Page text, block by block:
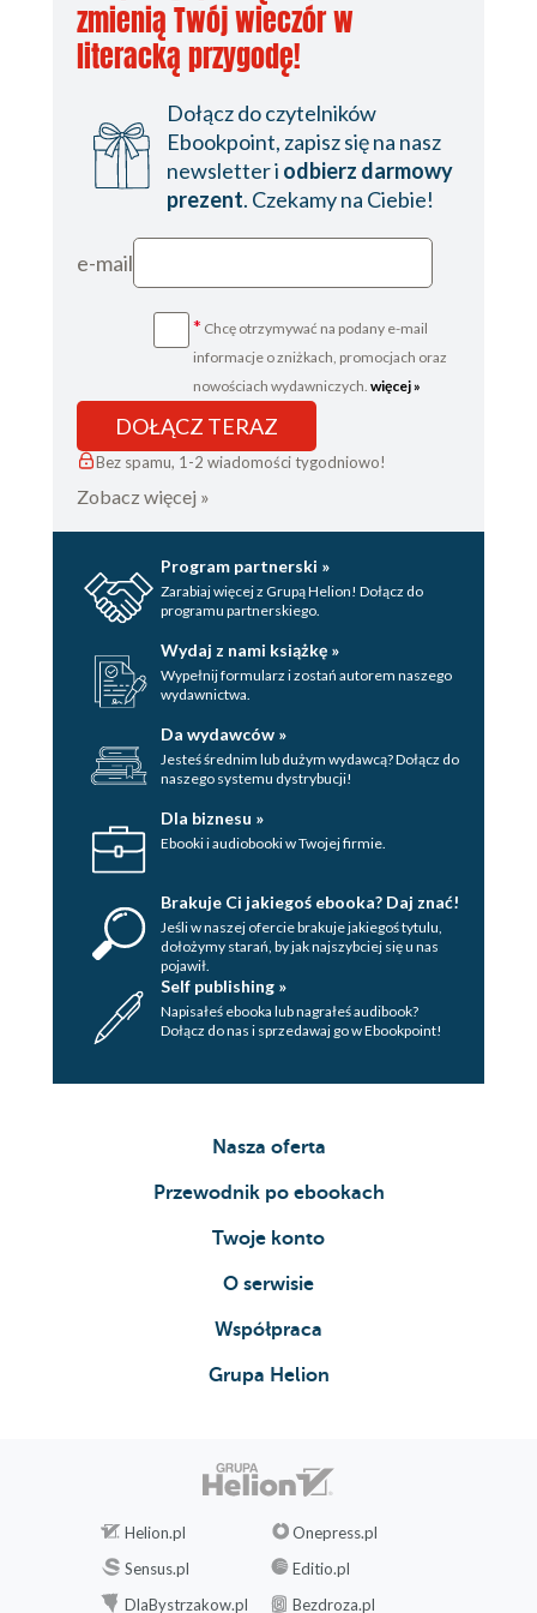
zmienią Twój wieczór w
literacką przygodę!
Dołącz do czytelników
Ebookpoint, zapisz się na nasz
newsletter i odbierz darmowy
prezent. Czekamy na Ciebie!
e-mail
* Chcę otrzymywać na podany e-mail
informacje o zniżkach, promocjach oraz
nowościach wydawniczych. więcej »
DOŁĄCZ TERAZ
Bez spamu, 1-2 wiadomości tygodniowo!
Zobacz więcej »
Program partnerski »
Zarabiaj więcej z Grupą Helion! Dołącz do
programu partnerskiego.
Wydaj z nami książkę »
Wypełnij formularz i zostań autorem naszego
wydawnictwa.
Da wydawców »
Jesteś średnim lub dużym wydawcą? Dołącz do
naszego systemu dystrybucji!
Dla biznesu »
Ebooki i audiobooki w Twojej firmie.
Brakuje Ci jakiegoś ebooka? Daj znać!
Jeśli w naszej ofercie brakuje jakiegoś tytulu,
dołożymy starań, by jak najszybciej się u nas
pojawił.
Self publishing »
Napisałeś ebooka lub nagrałeś audibook?
Dołącz do nas i sprzedawaj go w Ebookpoint!
Nasza oferta
Przewodnik po ebookach
Twoje konto
O serwisie
Współpraca
Grupa Helion
Helion.pl
Onepress.pl
Sensus.pl
Editio.pl
DlaBystrzakow.pl
Bezdroza.pl